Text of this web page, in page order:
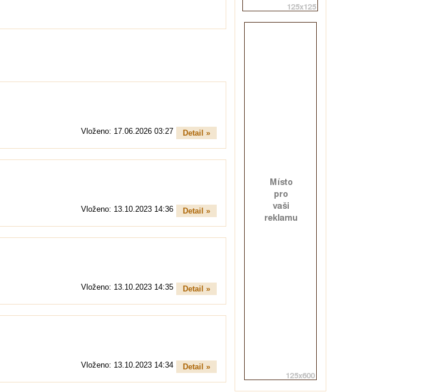
Vloženo: 17.06.2026 03:27
Detail »
Vloženo: 13.10.2023 14:36
Detail »
Vloženo: 13.10.2023 14:35
Detail »
Vloženo: 13.10.2023 14:34
Detail »